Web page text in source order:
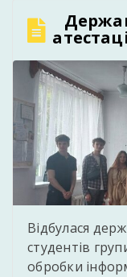
заходів,
посібники,
презентації,
№7
Відбулася
студентів
обробки